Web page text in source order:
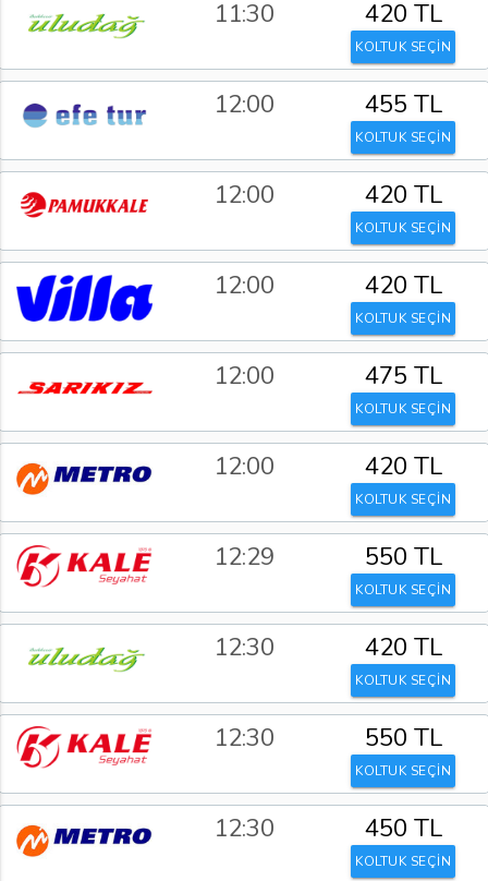
11:30 420 TL
KOLTUK SEÇİN
12:00 455 TL
KOLTUK SEÇİN
12:00 420 TL
KOLTUK SEÇİN
12:00 420 TL
KOLTUK SEÇİN
12:00 475 TL
KOLTUK SEÇİN
12:00 420 TL
KOLTUK SEÇİN
12:29 550 TL
KOLTUK SEÇİN
12:30 420 TL
KOLTUK SEÇİN
12:30 550 TL
KOLTUK SEÇİN
12:30 450 TL
KOLTUK SEÇİN